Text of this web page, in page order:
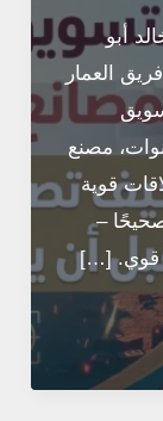
أبو
العمار
مصنع
قوية
صحيحًا –
قوي. […]